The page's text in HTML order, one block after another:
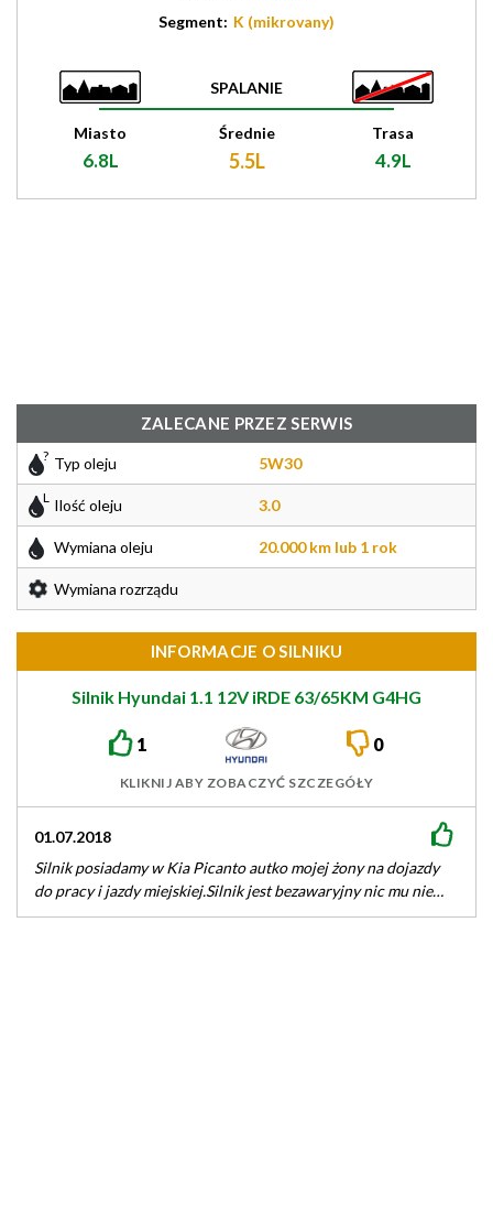
Segment: K (mikrovany)
SPALANIE
Miasto
6.8L
Średnie
5.5L
Trasa
4.9L
ZALECANE PRZEZ SERWIS
Typ oleju 5W30
Ilość oleju 3.0
Wymiana oleju 20.000 km lub 1 rok
Wymiana rozrządu
INFORMACJE O SILNIKU
Silnik Hyundai 1.1 12V iRDE 63/65KM G4HG
1 0
KLIKNIJ ABY ZOBACZYĆ SZCZEGÓŁY
01.07.2018
Silnik posiadamy w Kia Picanto autko mojej żony na dojazdy
do pracy i jazdy miejskiej.Silnik jest bezawaryjny nic mu nie…